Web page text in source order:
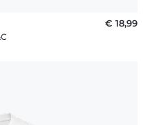
€ 18,99